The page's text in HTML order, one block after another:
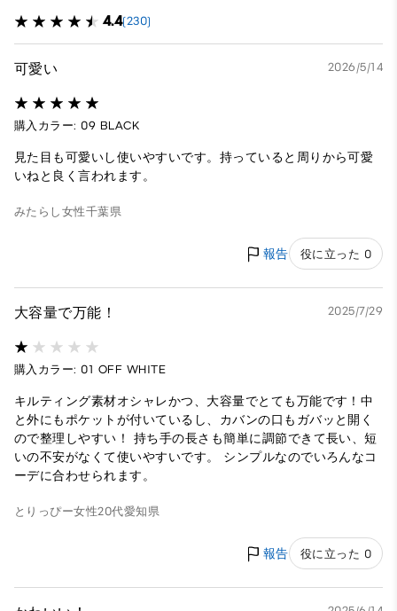
4.4(230)
可愛い 2026/5/14
購入カラー: 09 BLACK
見た目も可愛いし使いやすいです。持っていると周りから可愛
いねと良く言われます。
みたらし 女性千葉県
報告 役に立った 0
大容量で万能！ 2025/7/29
購入カラー: 01 OFF WHITE
キルティング素材オシャレかつ、大容量でとても万能です！中
と外にもポケットが付いているし、カバンの口もガバッと開く
ので整理しやすい！ 持ち手の長さも簡単に調節できて長い、短
いの不安がなくて使いやすいです。 シンプルなのでいろんなコ
ーデに合わせられます。
とりっぴー女性20代愛知県
報告 役に立った 0